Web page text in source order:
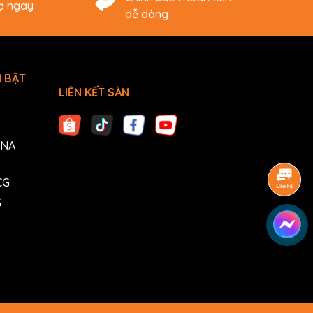
ngay
dễ dàng
BẬT
LIÊN KẾT SÀN